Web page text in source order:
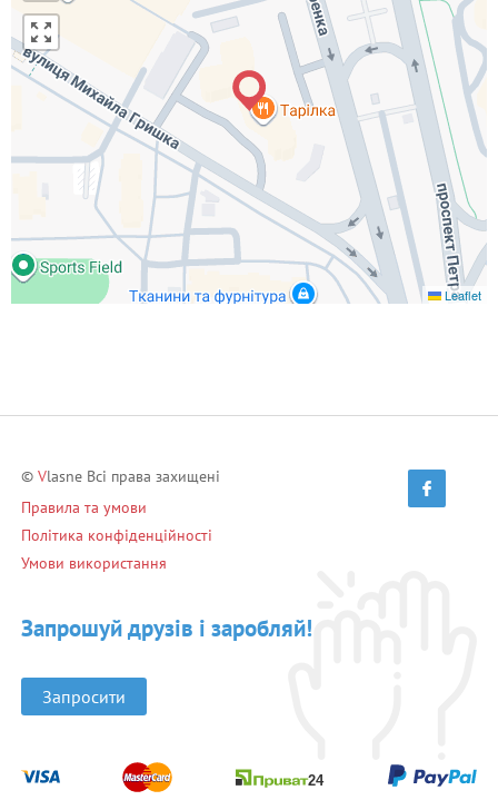
Leaflet
© Vlasne Всі права захищені
Правила та умови
Політика конфіденційності
Умови використання
Запрошуй друзів і заробляй!
Запросити